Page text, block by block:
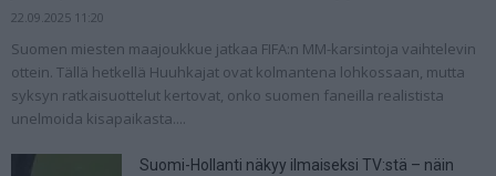
22.09.2025 11:20
Suomen miesten maajoukkue jatkaa FIFA:n MM-karsintoja vaihtelevin
ottein. Tällä hetkellä Huuhkajat ovat kolmantena lohkossaan, mutta
syksyn ratkaisuottelut kertovat, onko suomen faneilla realistista
unelmoida kisapaikasta....
Suomi-Hollanti näkyy ilmaiseksi TV:stä – näin